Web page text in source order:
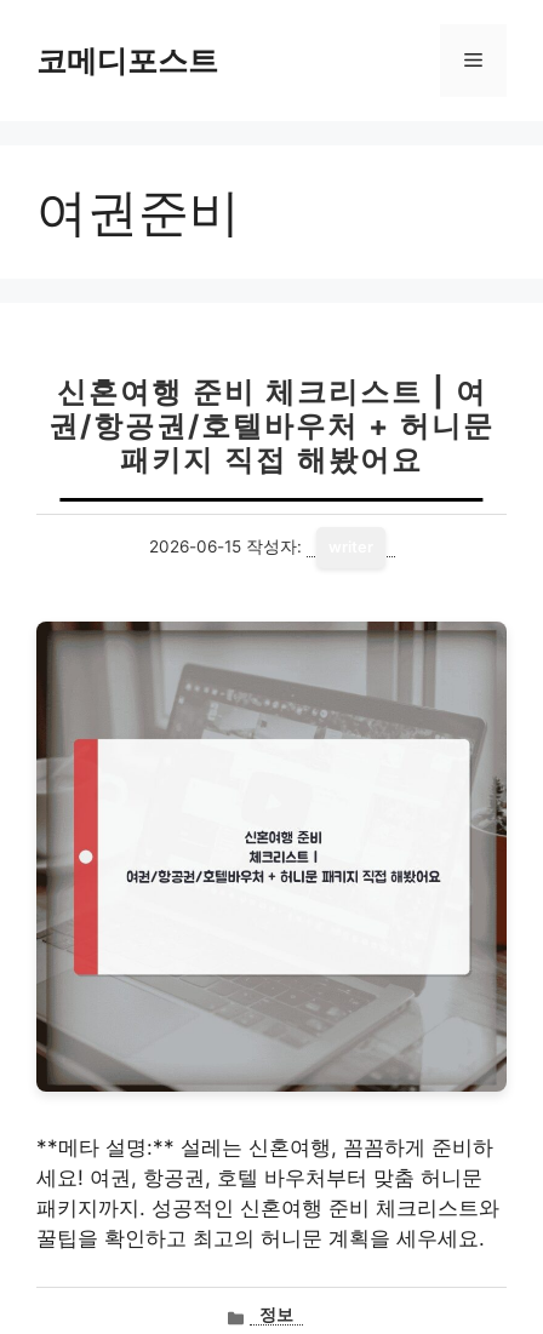
코메디포스트 메
여권준비
신혼여행 준비 체크리스트 | 여
권/항공권/호텔바우처 + 허니문
패키지 직접 해봤어요
2026-06-15 작성자:
**메타 설명:** 설레는 신혼여행, 꼼꼼하게 준비하
세요! 여권, 항공권, 호텔 바우처부터 맞춤 허니문
패키지까지. 성공적인 신혼여행 준비 체크리스트와
꿀팁을 확인하고 최고의 허니문 계획을 세우세요.
카정보